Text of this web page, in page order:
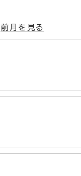
前月を見る